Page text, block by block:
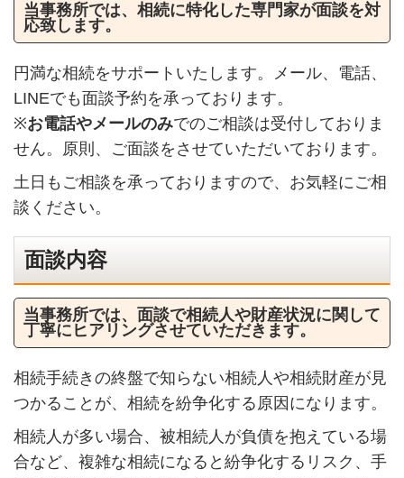
当事務所では、相続に特化した専門家が面談を対
応致します。
円満な相続をサポートいたします。メール、電話、
LINEでも面談予約を承っております。
※お電話やメールのみでのご相談は受付しておりま
せん。原則、ご面談をさせていただいております。
土日もご相談を承っておりますので、お気軽にご相
談ください。
面談内容
当事務所では、面談で相続人や財産状況に関して
丁寧にヒアリングさせていただきます。
相続手続きの終盤で知らない相続人や相続財産が見
つかることが、相続を紛争化する原因になります。
相続人が多い場合、被相続人が負債を抱えている場
合など、複雑な相続になると紛争化するリスク、手